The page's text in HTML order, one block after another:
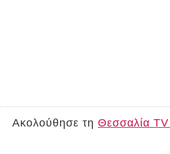
Ακολούθησε τη Θεσσαλία